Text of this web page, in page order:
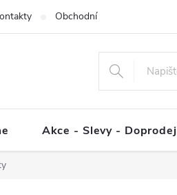
Obchodní podmínky
Akce - Slevy - Doprodej